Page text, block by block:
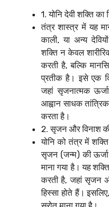
1. योनि देवी शक्ति का
तंत्र शास्त्र में यह
काली, या अन्य
शक्ति न केवल
करती है, बल्कि
प्रतीक है। इसे एक
जहां सृजनात्मक
आह्वान साधक
करता है।
2. सृजन और विनाश
योनि को तंत्र में
सृजन (जन्म) की ऊर्जा
माना गया है। यह
करती है, जहां सृजन
हिस्सा होते हैं।